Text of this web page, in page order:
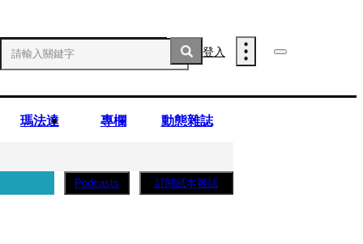
登入
瑪法達 專欄 動態雜誌
Podcasts 訂閱紙本雜誌